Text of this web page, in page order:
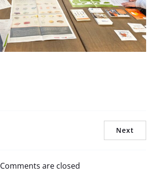
Next
Comments are closed